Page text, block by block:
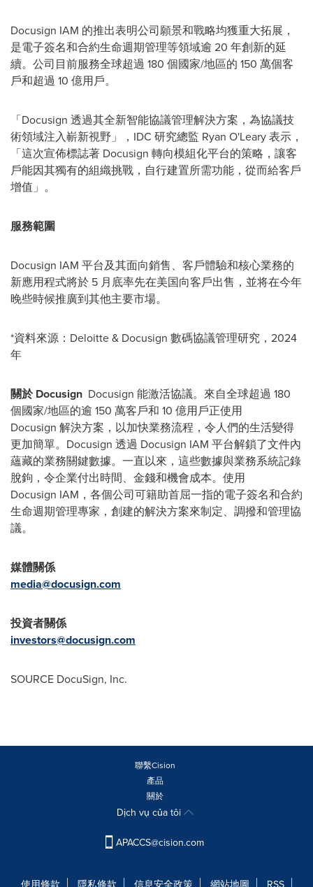
Docusign IAM 的推出表明公司願景和戰略均獲重大拓展，
是電子簽名和合約生命週期管理等領域逾 20 年創新的延
續。公司目前服務全球超過 180 個國家/地區的 150 萬個客
戶和超過 10 億用戶。
「Docusign 透過其全新智能協議管理解決方案，為協議技
術領域注入嶄新視野」，IDC 研究總監 Ryan O'Leary 表示，
「這次宣佈標誌著 Docusign 轉向模組化平台的策略，讓客
戶能因其獨有的組織挑戰，自行建置所需功能，從而給客戶
增值」。
服務範圍
Docusign IAM 平台及其面向銷售、客戶體驗和核心業務的
新應用程式將於 5 月底率先在美国向客戶出售，並将在今年
晚些時候推廣到其他主要市場。
*資料來源：Deloitte & Docusign 數碼協議管理研究，2024
年
關於 Docusign Docusign 能激活協議。來自全球超過 180
個國家/地區的逾 150 萬客戶和 10 億用戶正使用
Docusign 解決方案，以加快業務流程，令人們的生活變得
更加簡單。Docusign 透過 Docusign IAM 平台解鎖了文件內
蘊藏的業務關鍵數據。一直以來，這些數據與業務系統記錄
脫鉤，令企業付出時間、金錢和機會成本。使用
Docusign IAM，各個公司可籍助首屈一指的電子簽名和合約
生命週期管理專家，創建的解決方案來制定、調撥和管理協
議。
媒體關係
media@docusign.com
投資者關係
investors@docusign.com
SOURCE DocuSign, Inc.
聯繫Cision
產品
關於
Dịch vụ của tôi
APACCS@cision.com